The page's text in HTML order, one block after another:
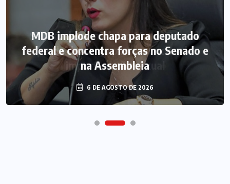
MDB implode chapa para deputado
federal e concentra forças no Senado e
na Assembleia
6 DE AGOSTO DE 2026